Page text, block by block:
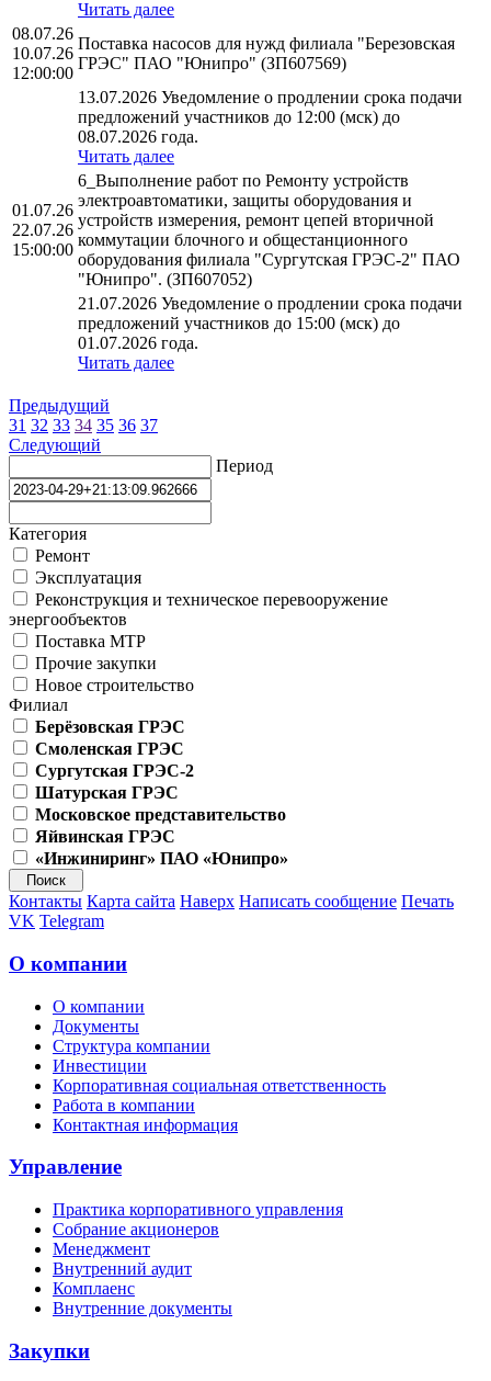
Читать далее
08.07.26
10.07.26
12:00:00
Поставка насосов для нужд филиала "Березовская
ГРЭС" ПАО "Юнипро" (ЗП607569)
13.07.2026 Уведомление о продлении срока подачи
предложений участников до 12:00 (мск) до
08.07.2026 года.
Читать далее
01.07.26
22.07.26
15:00:00
6_Выполнение работ по Ремонту устройств
электроавтоматики, защиты оборудования и
устройств измерения, ремонт цепей вторичной
коммутации блочного и общестанционного
оборудования филиала "Сургутская ГРЭС-2" ПАО
"Юнипро". (ЗП607052)
21.07.2026 Уведомление о продлении срока подачи
предложений участников до 15:00 (мск) до
01.07.2026 года.
Читать далее
Предыдущий
31 32 33 34 35 36 37
Следующий
Период
Категория
Ремонт
Эксплуатация
Реконструкция и техническое перевооружение
энергообъектов
Поставка МТР
Прочие закупки
Новое строительство
Филиал
Берёзовская ГРЭС
Смоленская ГРЭС
Сургутская ГРЭС-2
Шатурская ГРЭС
Московское представительство
Яйвинская ГРЭС
«Инжиниринг» ПАО «Юнипро»
Контакты Карта сайта Наверх Написать сообщение Печать
VK Telegram
О компании
О компании
Документы
Структура компании
Инвестиции
Корпоративная социальная ответственность
Работа в компании
Контактная информация
Управление
Практика корпоративного управления
Собрание акционеров
Менеджмент
Внутренний аудит
Комплаенс
Внутренние документы
Закупки